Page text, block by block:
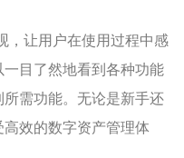
，让用户在使用过程中感
目了然地看到各种功能
需功能。无论是新手还
效的数字资产管理体